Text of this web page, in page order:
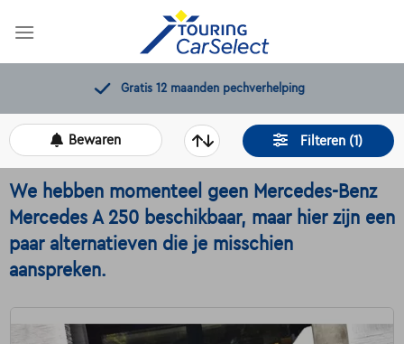
Gratis 12 maanden pechverhelping
Filteren (1)
Bewaren
We hebben momenteel geen Mercedes-Benz
Mercedes A 250 beschikbaar, maar hier zijn een
paar alternatieven die je misschien
aanspreken.